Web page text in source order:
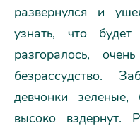
развернулся и
узнать, что
разгоралось,
безрассудство.
девчонки
высоко вздернут.